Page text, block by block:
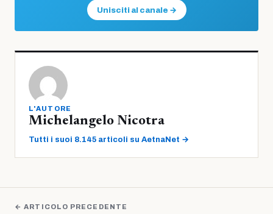
Unisciti al canale →
L'AUTORE
Michelangelo Nicotra
Tutti i suoi 8.145 articoli su AetnaNet →
← ARTICOLO PRECEDENTE